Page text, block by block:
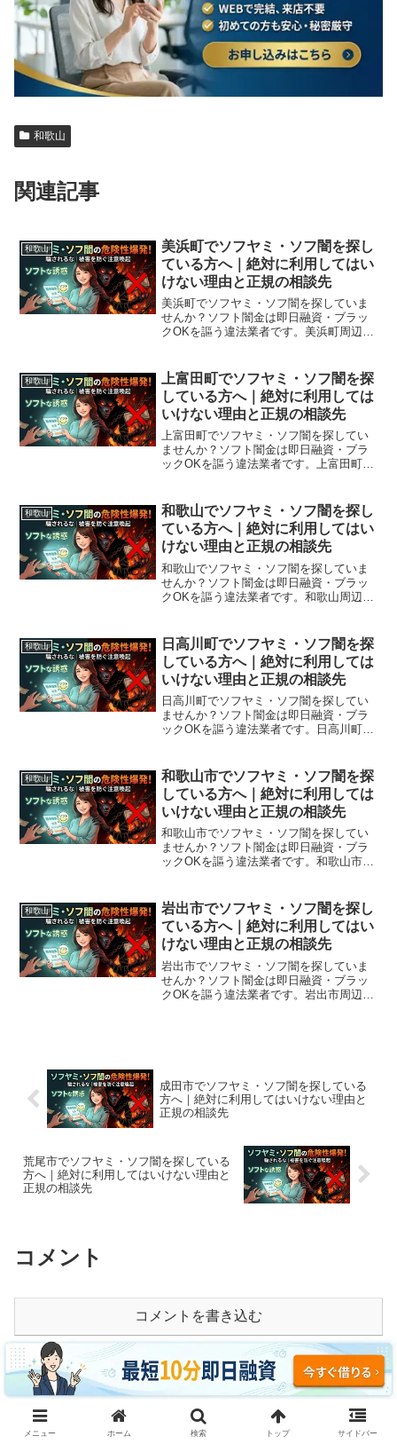
和歌山
関連記事
和歌山
美浜町でソフヤミ・ソフ闇を探し
ている方へ｜絶対に利用してはい
けない理由と正規の相談先
美浜町でソフヤミ・ソフ闇を探していま
せんか？ソフト闇金は即日融資・ブラッ
クOKを謳う違法業者です。美浜町周辺で
読みください。
和歌山
上富田町でソフヤミ・ソフ闇を探
している方へ｜絶対に利用しては
いけない理由と正規の相談先
上富田町でソフヤミ・ソフ闇を探してい
ませんか？ソフト闇金は即日融資・ブラ
ックOKを謳う違法業者です。上富田町周
ずお読みください。
和歌山
和歌山でソフヤミ・ソフ闇を探し
ている方へ｜絶対に利用してはい
けない理由と正規の相談先
和歌山でソフヤミ・ソフ闇を探していま
せんか？ソフト闇金は即日融資・ブラッ
クOKを謳う違法業者です。和歌山周辺で
読みください。
和歌山
日高川町でソフヤミ・ソフ闇を探
している方へ｜絶対に利用しては
いけない理由と正規の相談先
日高川町でソフヤミ・ソフ闇を探してい
ませんか？ソフト闇金は即日融資・ブラ
ックOKを謳う違法業者です。日高川町周
ずお読みください。
和歌山
和歌山市でソフヤミ・ソフ闇を探
している方へ｜絶対に利用しては
いけない理由と正規の相談先
和歌山市でソフヤミ・ソフ闇を探してい
ませんか？ソフト闇金は即日融資・ブラ
ックOKを謳う違法業者です。和歌山市周
ずお読みください。
和歌山
岩出市でソフヤミ・ソフ闇を探し
ている方へ｜絶対に利用してはい
けない理由と正規の相談先
岩出市でソフヤミ・ソフ闇を探していま
せんか？ソフト闇金は即日融資・ブラッ
クOKを謳う違法業者です。岩出市周辺で
成田市でソフヤミ・ソフ闇を探している
方へ｜絶対に利用してはいけない理由と
正規の相談先
荒尾市でソフヤミ・ソフ闇を探している
方へ｜絶対に利用してはいけない理由と
正規の相談先
コメント
コメントを書き込む
ホーム 和歌山
メニュー ホーム 検索 トップ サイドバー